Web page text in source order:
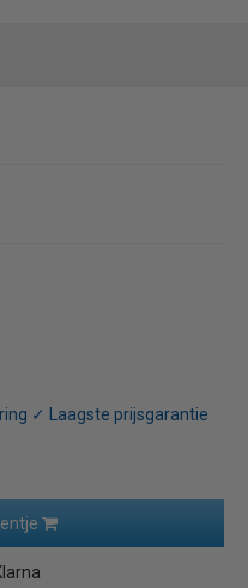
✓ Laagste prijsgarantie